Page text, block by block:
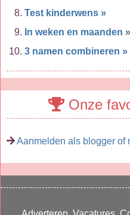
Test kinderwens »
In weken en maanden »
3 namen combineren »
Onze
Aanmelden als blogger of